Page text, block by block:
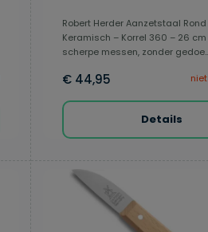
Robert Herder Aanzetstaal
Keramisch – Korrel 360 – 26
scherpe messen, zonder
€ 44,95
Details